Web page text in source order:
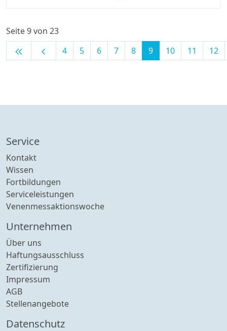
Seite 9 von 23
keyboard_double_arrow_left chevron_left 4 5 6 7 8 9 10 11 12
Service
Kontakt
Wissen
Fortbildungen
Serviceleistungen
Venenmessaktionswoche
Unternehmen
Über uns
Haftungsausschluss
Zertifizierung
Impressum
AGB
Stellenangebote
Datenschutz